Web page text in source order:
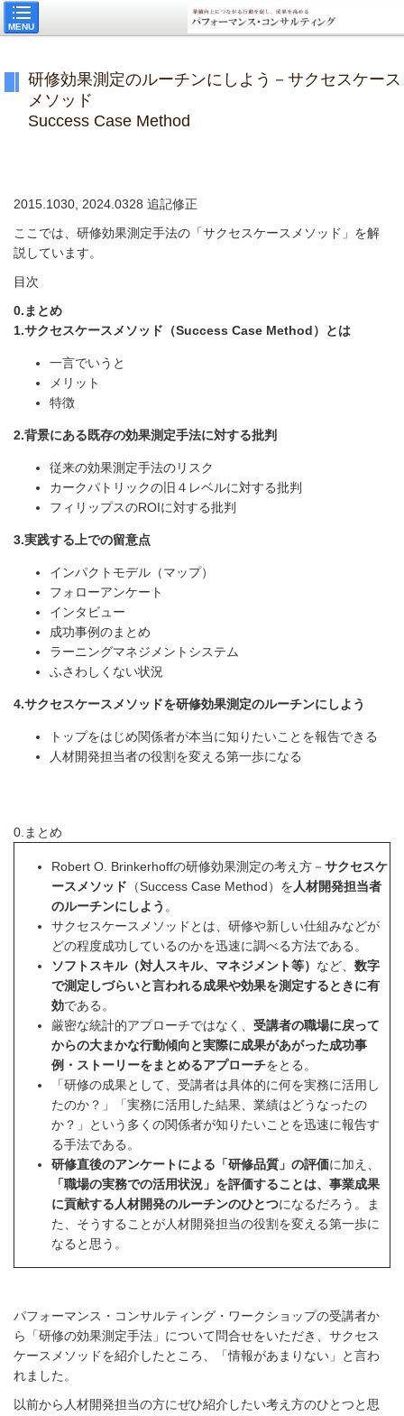
MENU
研修効果測定のルーチンにしよう－サクセスケース
メソッド
Success Case Method
2015.1030, 2024.0328 追記修正
ここでは、研修効果測定手法の「サクセスケースメソッド」を解
説しています。
目次
0.まとめ
1.サクセスケースメソッド（Success Case Method）とは
一言でいうと
メリット
特徴
2.背景にある既存の効果測定手法に対する批判
従来の効果測定手法のリスク
カークパトリックの旧４レベルに対する批判
フィリップスのROIに対する批判
3.実践する上での留意点
インパクトモデル（マップ）
フォローアンケート
インタビュー
成功事例のまとめ
ラーニングマネジメントシステム
ふさわしくない状況
4.サクセスケースメソッドを研修効果測定のルーチンにしよう
トップをはじめ関係者が本当に知りたいことを報告できる
人材開発担当者の役割を変える第一歩になる
0.まとめ
Robert O. Brinkerhoffの研修効果測定の考え方－ サクセスケ
ースメソッド （Success Case Method）を 人材開発担当者
のルーチンにしよう 。
サクセスケースメソッドとは、研修や新しい仕組みなどが
どの程度成功しているのかを迅速に調べる方法である。
ソフトスキル（対人スキル、マネジメント等） など、 数字
で測定しづらいと言われる成果や効果を測定するときに有
効である。
厳密な統計的アプローチではなく、 受講者の職場に戻って
からの大まかな行動傾向と実際に成果があがった成功事
例・ストーリーをまとめるアプローチをとる。
「研修の成果として、受講者は具体的に何を実務に活用し
たのか？」「実務に活用した結果、業績はどうなったの
か？」という多くの関係者が知りたいことを迅速に報告す
る手法である。
研修直後のアンケートによる「研修品質」の評価に加え、
「職場の実務での活用状況」を評価することは、事業成果
に貢献する人材開発のルーチンのひとつになるだろう。ま
た、そうすることが人材開発担当の役割を変える第一歩に
なると思う。
パフォーマンス・コンサルティング・ワークショップの受講者か
ら「研修の効果測定手法」について問合せをいただき、サクセス
ケースメソッドを紹介したところ、「情報があまりない」と言わ
れました。
以前から人材開発担当の方にぜひ紹介したい考え方のひとつと思